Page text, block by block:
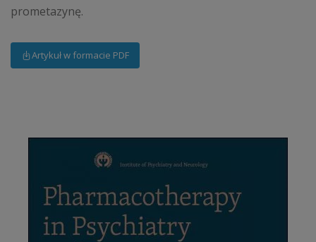
prometazynę.
Artykuł w formacie PDF